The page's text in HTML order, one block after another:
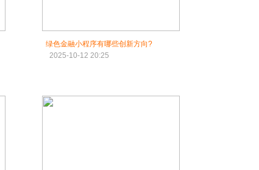
绿色金融小程序有哪些创新方向?
2025-10-12 20:25